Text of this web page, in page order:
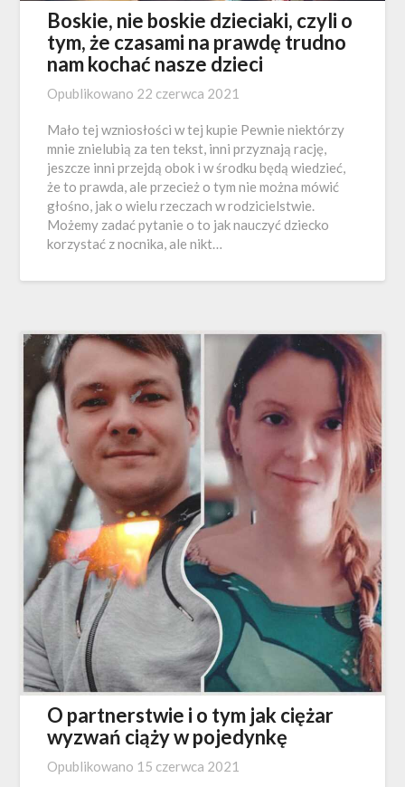
Boskie, nie boskie dzieciaki, czyli o
tym, że czasami na prawdę trudno
nam kochać nasze dzieci
Opublikowano 22 czerwca 2021
Mało tej wzniosłości w tej kupie Pewnie niektórzy
mnie znielubią za ten tekst, inni przyznają rację,
jeszcze inni przejdą obok i w środku będą wiedzieć,
że to prawda, ale przecież o tym nie można mówić
głośno, jak o wielu rzeczach w rodzicielstwie.
Możemy zadać pytanie o to jak nauczyć dziecko
korzystać z nocnika, ale nikt…
O partnerstwie i o tym jak ciężar
wyzwań ciąży w pojedynkę
Opublikowano 15 czerwca 2021